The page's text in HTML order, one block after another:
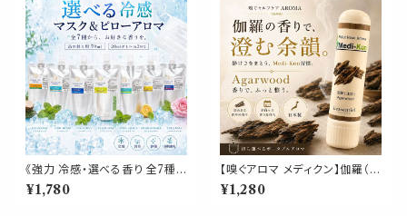
《強力 冷感・選べる香り 全7種》
【マスク＆ピローアロマ 詰め替
え用 70ml 】天然薄荷 アロマス
¥1,780
【嗅ぐアロマ メディクン】伽羅（沈
香）｜天然精油 アガーウッド 深
く上品な香木の香り ポータブル
¥1,280